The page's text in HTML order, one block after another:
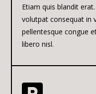
Etiam quis blandit
volutpat consequat in
pellentesque congue
libero nisl.